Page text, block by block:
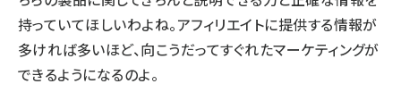
持っていてほしいわよね。アフィリエイトに提供する情報が
多ければ多いほど、向こうだってすぐれたマーケティングが
できるようになるのよ。